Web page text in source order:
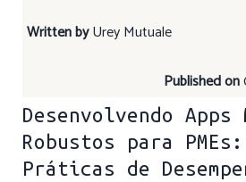
Written byUrey Mutuale
Published on
Desenvolvendo Apps
Robustos para
Práticas de